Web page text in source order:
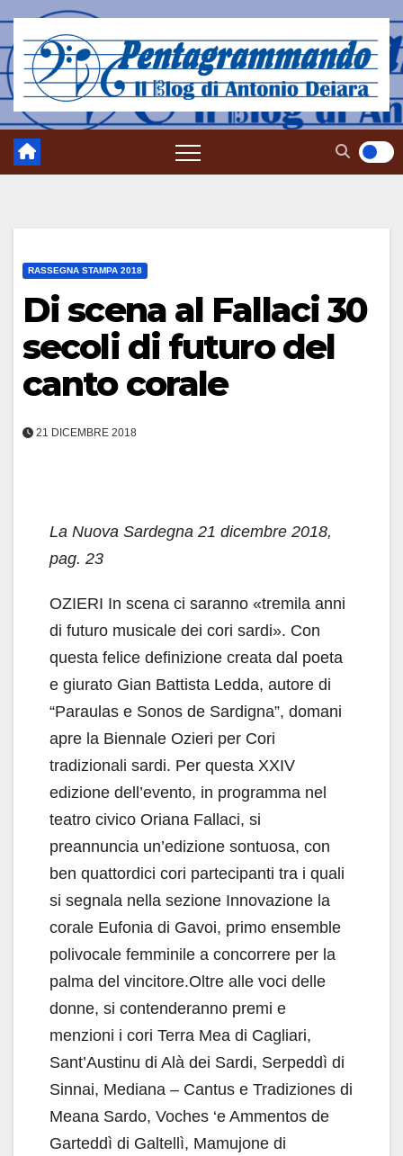
contenuto
RASSEGNA STAMPA 2018
Di scena al Fallaci 30
secoli di futuro del
canto corale
21 DICEMBRE 2018
La Nuova Sardegna 21 dicembre 2018,
pag. 23
OZIERI In scena ci saranno «tremila anni
di futuro musicale dei cori sardi». Con
questa felice definizione creata dal poeta
e giurato Gian Battista Ledda, autore di
“Paraulas e Sonos de Sardigna”, domani
apre la Biennale Ozieri per Cori
tradizionali sardi. Per questa XXIV
edizione dell’evento, in programma nel
teatro civico Oriana Fallaci, si
preannuncia un’edizione sontuosa, con
ben quattordici cori partecipanti tra i quali
si segnala nella sezione Innovazione la
corale Eufonia di Gavoi, primo ensemble
polivocale femminile a concorrere per la
palma del vincitore.Oltre alle voci delle
donne, si contenderanno premi e
menzioni i cori Terra Mea di Cagliari,
Sant’Austinu di Alà dei Sardi, Serpeddì di
Sinnai, Mediana – Cantus e Tradiziones di
Meana Sardo, Voches ‘e Ammentos de
Garteddì di Galtellì, Mamujone di